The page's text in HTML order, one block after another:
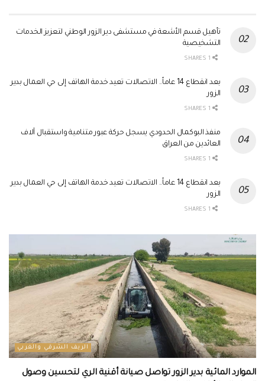
تأهيل قسم الأشعة في مستشفى دير الزور الوطني لتعزيز الخدمات
التشخيصية
بعد انقطاع 14 عاماً.. الاتصالات تعيد خدمة الهاتف إلى حي العمال بدير
الزور
منفذ البوكمال الحدودي يسجل حركة عبور متنامية واستقبال آلاف
العائدين من العراق
بعد انقطاع 14 عاماً.. الاتصالات تعيد خدمة الهاتف إلى حي العمال بدير
الزور
الريف الشرقي والغربي
الموارد المائية بدير الزور تواصل صيانة أقنية الري لتحسين وصول